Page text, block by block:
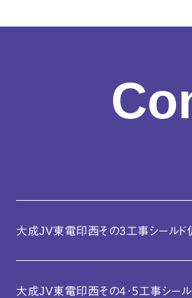
大成JV東電印西その3工事シールド
大成JV東電印西その4･5工事シー